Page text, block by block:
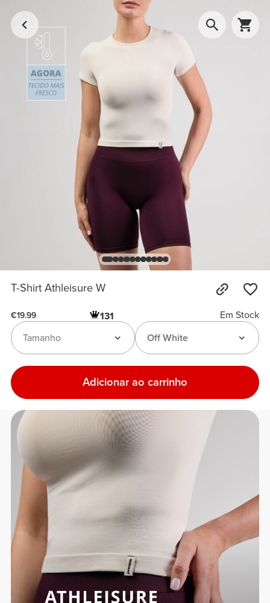
T-Shirt Athleisure W
€19.99 131
Em Stock
Off White
Tamanho
Adicionar ao carrinho